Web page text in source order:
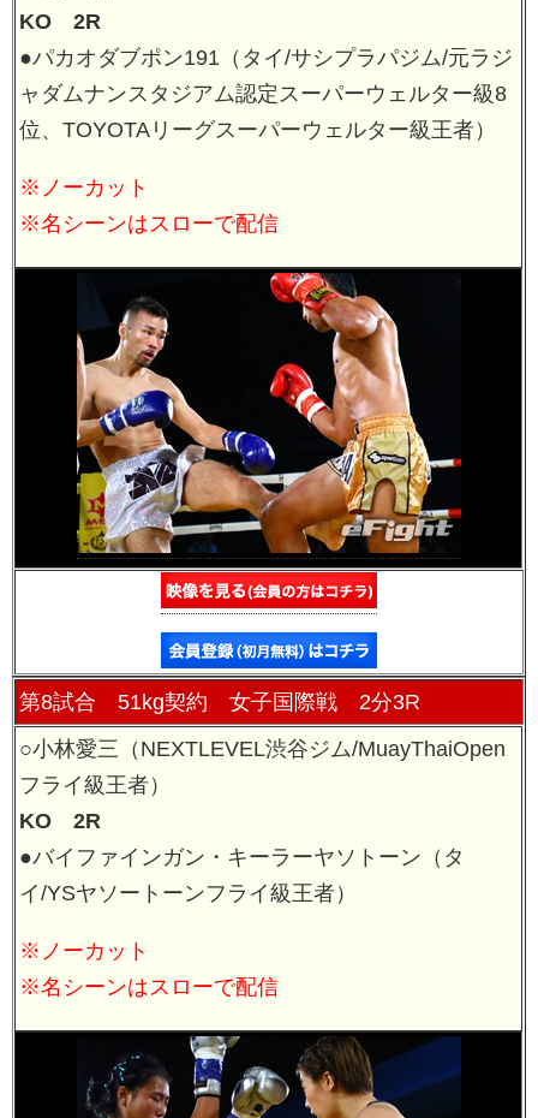
KO 2R
●パカオダブポン191（タイ/サシプラパジム/元ラジ
ャダムナンスタジアム認定スーパーウェルター級8
位、TOYOTAリーグスーパーウェルター級王者）
※ノーカット
※名シーンはスローで配信
第8試合 51kg契約 女子国際戦 2分3R
○小林愛三（NEXTLEVEL渋谷ジム/MuayThaiOpen
フライ級王者）
KO 2R
●バイファインガン・キーラーヤソトーン（タ
イ/YSヤソートーンフライ級王者）
※ノーカット
※名シーンはスローで配信